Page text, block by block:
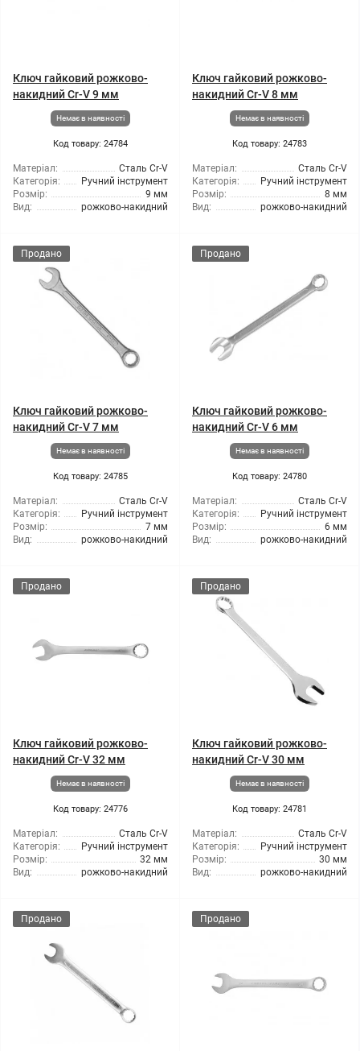
Ключ гайковий рожково-
накидний Cr-V 9 мм
Немає в наявності
Код товару: 24784
Матеріал:
Сталь Cr-V
Категорія:
Ручний інструмент
Розмір:
9 мм
Вид:
рожково-накидний
Ключ гайковий рожково-
накидний Cr-V 8 мм
Немає в наявності
Код товару: 24783
Матеріал:
Сталь Cr-V
Категорія:
Ручний інструмент
Розмір:
8 мм
Вид:
рожково-накидний
Продано
Ключ гайковий рожково-
накидний Cr-V 7 мм
Немає в наявності
Код товару: 24785
Матеріал:
Сталь Cr-V
Категорія:
Ручний інструмент
Розмір:
7 мм
Вид:
рожково-накидний
Продано
Ключ гайковий рожково-
накидний Cr-V 6 мм
Немає в наявності
Код товару: 24780
Матеріал:
Сталь Cr-V
Категорія:
Ручний інструмент
Розмір:
6 мм
Вид:
рожково-накидний
Продано
Ключ гайковий рожково-
накидний Cr-V 32 мм
Немає в наявності
Код товару: 24776
Матеріал:
Сталь Cr-V
Категорія:
Ручний інструмент
Розмір:
32 мм
Вид:
рожково-накидний
Продано
Ключ гайковий рожково-
накидний Cr-V 30 мм
Немає в наявності
Код товару: 24781
Матеріал:
Сталь Cr-V
Категорія:
Ручний інструмент
Розмір:
30 мм
Вид:
рожково-накидний
Продано Продано